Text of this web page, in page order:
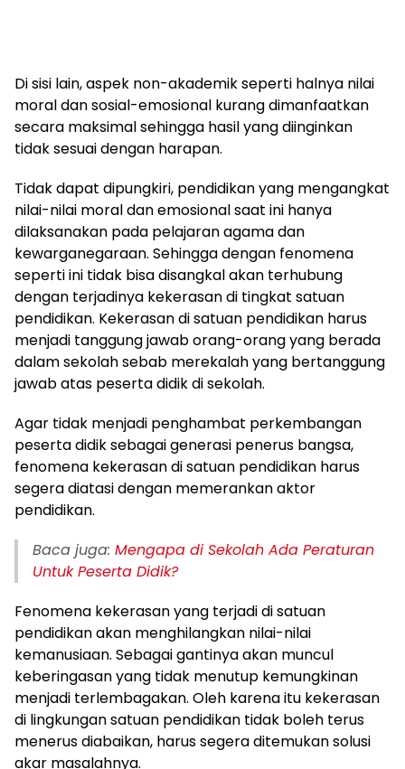
Di sisi lain, aspek non-akademik seperti halnya nilai
moral dan sosial-emosional kurang dimanfaatkan
secara maksimal sehingga hasil yang diinginkan
tidak sesuai dengan harapan.
Tidak dapat dipungkiri, pendidikan yang mengangkat
nilai-nilai moral dan emosional saat ini hanya
dilaksanakan pada pelajaran agama dan
kewarganegaraan. Sehingga dengan fenomena
seperti ini tidak bisa disangkal akan terhubung
dengan terjadinya kekerasan di tingkat satuan
pendidikan. Kekerasan di satuan pendidikan harus
menjadi tanggung jawab orang-orang yang berada
dalam sekolah sebab merekalah yang bertanggung
jawab atas peserta didik di sekolah.
Agar tidak menjadi penghambat perkembangan
peserta didik sebagai generasi penerus bangsa,
fenomena kekerasan di satuan pendidikan harus
segera diatasi dengan memerankan aktor
pendidikan.
Baca juga: Mengapa di Sekolah Ada Peraturan
Untuk Peserta Didik?
Fenomena kekerasan yang terjadi di satuan
pendidikan akan menghilangkan nilai-nilai
kemanusiaan. Sebagai gantinya akan muncul
keberingasan yang tidak menutup kemungkinan
menjadi terlembagakan. Oleh karena itu kekerasan
di lingkungan satuan pendidikan tidak boleh terus
menerus diabaikan, harus segera ditemukan solusi
akar masalahnya.